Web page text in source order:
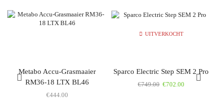
Metabo Accu-Grasmaaier
RM36-18 LTX BL46
€444.00
UITVERKOCHT
Sparco Electric Step SEM 2 Pro
€749.00 €702.00